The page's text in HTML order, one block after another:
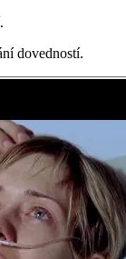
dovedností.